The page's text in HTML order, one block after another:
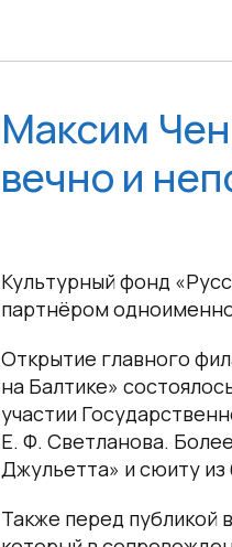
Максим
вечно и
Культурный фонд
партнёром
Открытие главного
на Балтике»
участии
Е. Ф. Светланова.
Джульетта» и сюиту
Также перед публикой